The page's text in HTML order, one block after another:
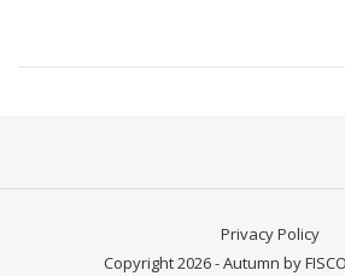
Privacy Policy
Copyright 2026 - Autumn by